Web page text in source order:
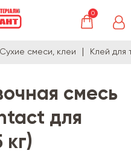
0
Сухие смеси, клеи Клей для
смесь
для
кг)